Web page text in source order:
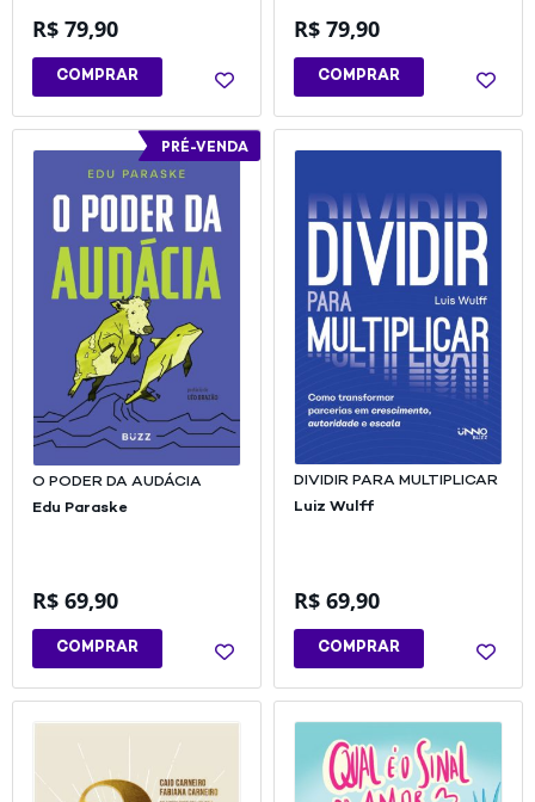
R$ 79,90
COMPRAR
R$ 79,90
COMPRAR
PRÉ-VENDA
O PODER DA AUDÁCIA
Edu Paraske
R$ 69,90
COMPRAR
DIVIDIR PARA MULTIPLICAR
Luiz Wulff
R$ 69,90
COMPRAR